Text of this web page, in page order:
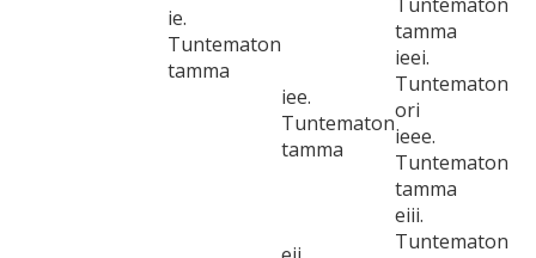
ie.
Tuntematon
tamma
tamma
iee.
Tuntematon
tamma
ieei.
Tuntematon
ori
ieee.
Tuntematon
tamma
eiii.
Tuntematon